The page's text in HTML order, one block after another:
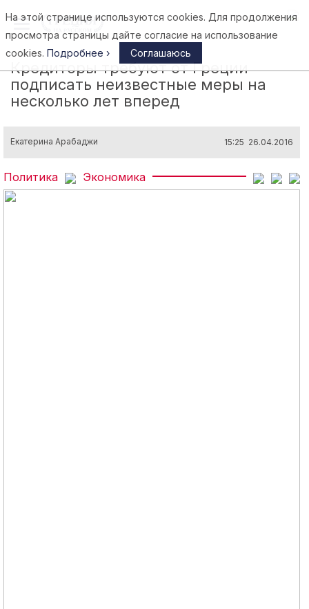
Афины
Кредиторы требуют от Греции
подписать неизвестные меры на
несколько лет вперед
Екатерина Арабаджи 15:25 26.04.2016
Политика Экономика
На этой странице используются cookies. Для продолжения
просмотра страницы дайте согласие на использование
cookies. Подробнее › Соглашаюсь